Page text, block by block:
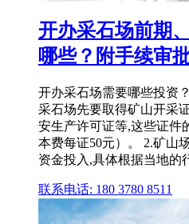
开办采石场前期
哪些？附手续审
开办采石场需要哪些投资
采石场先要取得矿山开采
安生产许可证等,这些证件
本费每证50元）。 2.矿山
资金投入,具体根据当地的
联系电话: 180 3780 8511